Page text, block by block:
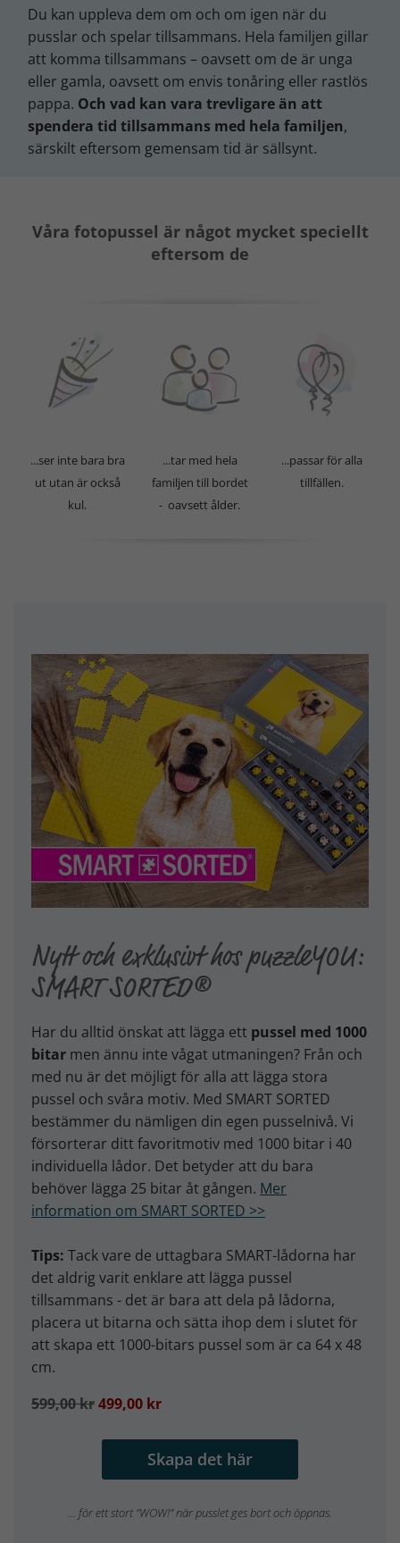
Du kan uppleva dem om och om igen när du
pusslar och spelar tillsammans. Hela familjen gillar
att komma tillsammans – oavsett om de är unga
eller gamla, oavsett om envis tonåring eller rastlös
pappa. Och vad kan vara trevligare än att
spendera tid tillsammans med hela familjen,
särskilt eftersom gemensam tid är sällsynt.
Våra fotopussel är något mycket speciellt
eftersom de
...ser inte bara bra
ut utan är också
kul.
...tar med hela
familjen till bordet
- oavsett ålder.
...passar för alla
tillfällen.
Nytt och exklusivt hos puzzleYOU:
SMART SORTED®
Har du alltid önskat att lägga ett pussel med 1000
bitar men ännu inte vågat utmaningen? Från och
med nu är det möjligt för alla att lägga stora
pussel och svåra motiv. Med SMART SORTED
bestämmer du nämligen din egen pusselnivå. Vi
försorterar ditt favoritmotiv med 1000 bitar i 40
individuella lådor. Det betyder att du bara
behöver lägga 25 bitar åt gången. Mer
information om SMART SORTED >>
Tips: Tack vare de uttagbara SMART-lådorna har
det aldrig varit enklare att lägga pussel
tillsammans - det är bara att dela på lådorna,
placera ut bitarna och sätta ihop dem i slutet för
att skapa ett 1000-bitars pussel som är ca 64 x 48
cm.
599,00 kr499,00 kr
Skapa det här
... för ett stort ”WOW!” när pusslet ges bort och öppnas.